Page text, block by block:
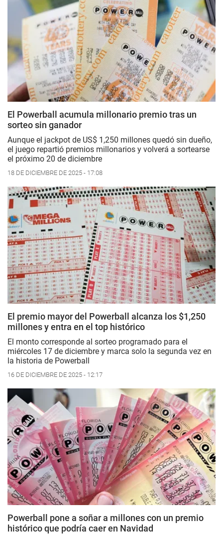
El Powerball acumula millonario premio tras un
sorteo sin ganador
Aunque el jackpot de US$ 1,250 millones quedó sin dueño,
el juego repartió premios millonarios y volverá a sortearse
el próximo 20 de diciembre
18 DE DICIEMBRE DE 2025 - 17:08
El premio mayor del Powerball alcanza los $1,250
millones y entra en el top histórico
El monto corresponde al sorteo programado para el
miércoles 17 de diciembre y marca solo la segunda vez en
la historia de Powerball
16 DE DICIEMBRE DE 2025 - 12:17
Powerball pone a soñar a millones con un premio
histórico que podría caer en Navidad